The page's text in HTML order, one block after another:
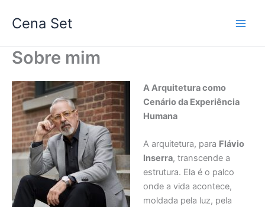
para
conteúdo
Cena Set
Sobre mim
A Arquitetura como
Cenário da Experiência
Humana
A arquitetura, para Flávio
Inserra, transcende a
estrutura. Ela é o palco
onde a vida acontece,
moldada pela luz, pela